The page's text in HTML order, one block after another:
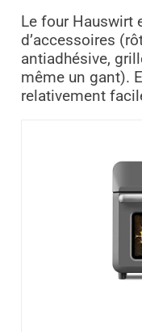
Le four Hauswirt
d’accessoires
antiadhésive,
même un gant).
relativement